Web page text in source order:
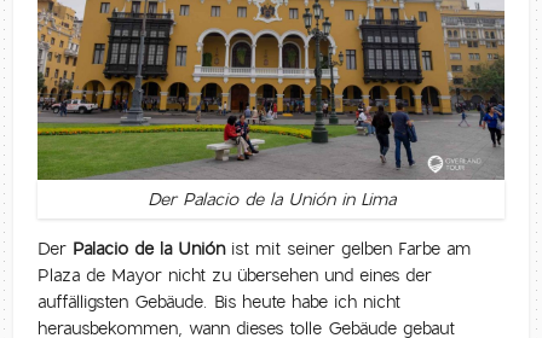
Der Palacio de la Unión in Lima
Der Palacio de la Uniónist mit seiner gelben Farbe am
Plaza de Mayor nicht zu übersehen und eines der
auffälligsten Gebäude. Bis heute habe ich nicht
herausbekommen, wann dieses tolle Gebäude gebaut